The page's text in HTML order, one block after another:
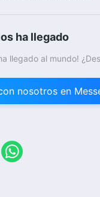
ha llegado
llegado al mundo!
nosotros en